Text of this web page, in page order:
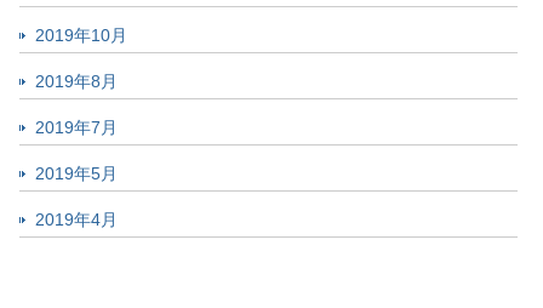
2019年10月
2019年8月
2019年7月
2019年5月
2019年4月